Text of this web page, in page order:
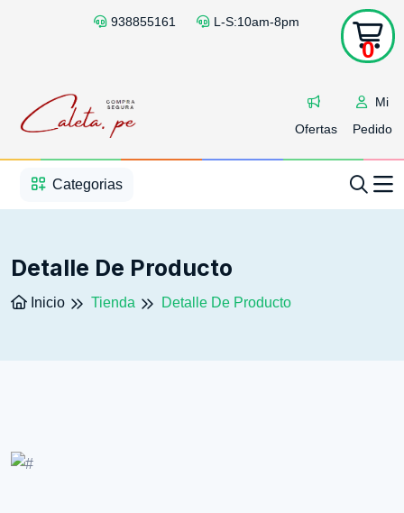
938855161 L-S:10am-8pm
Ofertas
Mi
Pedido
0
Categorias
Detalle De Producto
Inicio Tienda Detalle De Producto